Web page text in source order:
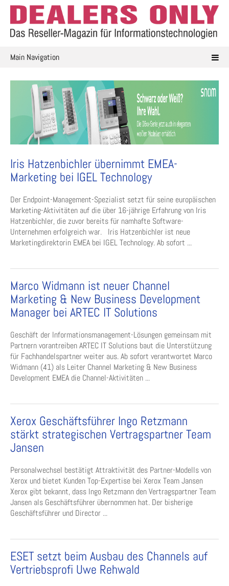
Skip
content
Main Navigation
Iris Hatzenbichler übernimmt EMEA-
Marketing bei IGEL Technology
Der Endpoint-Management-Spezialist setzt für seine europäischen
Marketing-Aktivitäten auf die über 16-jährige Erfahrung von Iris
Hatzenbichler, die zuvor bereits für namhafte Software-
Unternehmen erfolgreich war. Iris Hatzenbichler ist neue
Marketingdirektorin EMEA bei IGEL Technology. Ab sofort ...
Marco Widmann ist neuer Channel
Marketing & New Business Development
Manager bei ARTEC IT Solutions
Geschäft der Informationsmanagement-Lösungen gemeinsam mit
Partnern vorantreiben ARTEC IT Solutions baut die Unterstützung
für Fachhandelspartner weiter aus. Ab sofort verantwortet Marco
Widmann (41) als Leiter Channel Marketing & New Business
Development EMEA die Channel-Aktivitäten ...
Xerox Geschäftsführer Ingo Retzmann
stärkt strategischen Vertragspartner Team
Jansen
Personalwechsel bestätigt Attraktivität des Partner-Modells von
Xerox und bietet Kunden Top-Expertise bei Xerox Team Jansen
Xerox gibt bekannt, dass Ingo Retzmann den Vertragspartner Team
Jansen als Geschäftsführer übernommen hat. Der bisherige
Geschäftsführer und Director ...
ESET setzt beim Ausbau des Channels auf
Vertriebsprofi Uwe Rehwald